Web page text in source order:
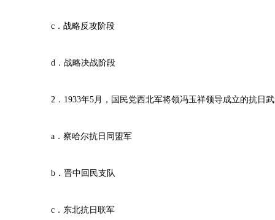
c．战略反攻阶段
d．战略决战阶段
2．1933年5月，国民党西北军将领冯玉祥领导成立的抗日
a．察哈尔抗日同盟军
b．晋中回民支队
c．东北抗日联军